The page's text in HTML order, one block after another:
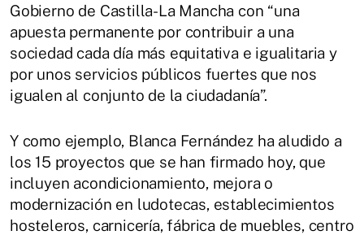
Gobierno de Castilla-La Mancha con “una
apuesta permanente por contribuir a una
sociedad cada día más equitativa e igualitaria y
por unos servicios públicos fuertes que nos
igualen al conjunto de la ciudadanía”.
Y como ejemplo, Blanca Fernández ha aludido a
los 15 proyectos que se han firmado hoy, que
incluyen acondicionamiento, mejora o
modernización en ludotecas, establecimientos
hosteleros, carnicería, fábrica de muebles, centro